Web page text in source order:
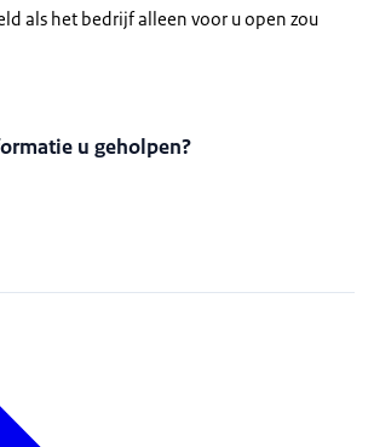
als het bedrijf alleen voor u open zou
u geholpen?